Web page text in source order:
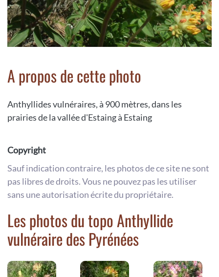
A propos de cette photo
Anthyllides vulnéraires, à 900 mètres, dans les
prairies de la vallée d'Estaing à Estaing
Copyright
Sauf indication contraire, les photos de ce site ne sont
pas libres de droits. Vous ne pouvez pas les utiliser
sans une autorisation écrite du propriétaire.
Les photos du topo Anthyllide
vulnéraire des Pyrénées